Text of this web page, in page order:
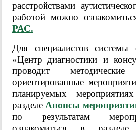
расстройствами
работой можно
РАС.
Для специалистов системы
«Центр диагностики и
проводит
ориентированные
планируемых
разделе Анонсы
по результатам
ознакомиться в